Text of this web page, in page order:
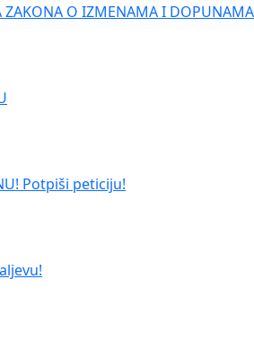
ZAKONA O IZMENAMA I
Potpiši peticiju!